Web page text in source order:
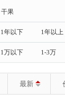
干果
1年以下 1年以上
1万以下 1-3万
最新